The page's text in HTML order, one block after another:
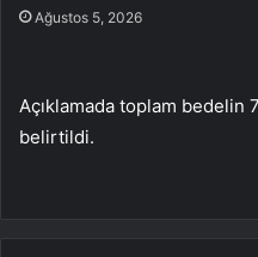
Ağustos 5, 2026
Açıklamada toplam
belirtildi.